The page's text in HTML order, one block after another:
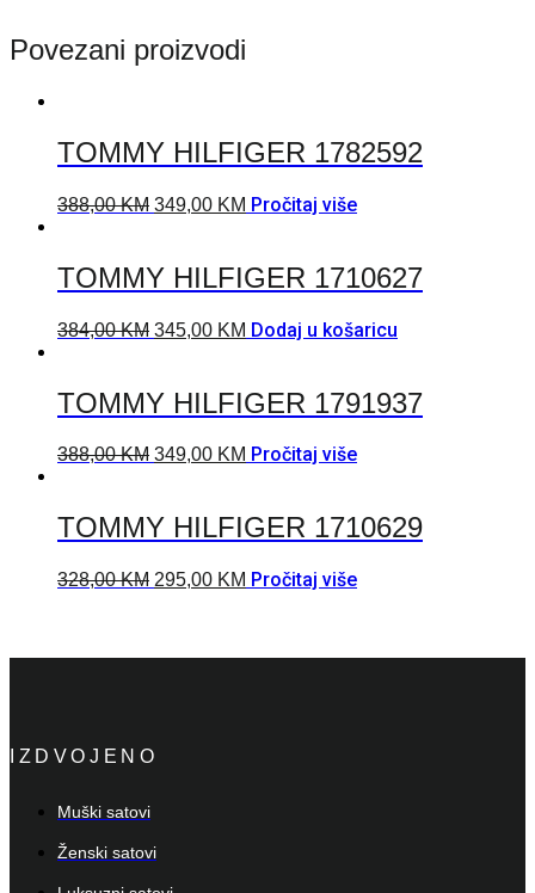
Povezani proizvodi
TOMMY HILFIGER 1782592
388,00KM 349,00 KM Pročitaj više
TOMMY HILFIGER 1710627
384,00KM 345,00 KM Dodaj u košaricu
TOMMY HILFIGER 1791937
388,00KM 349,00 KM Pročitaj više
TOMMY HILFIGER 1710629
328,00KM 295,00 KM Pročitaj više
IZDVOJENO
Muški satovi
Ženski satovi